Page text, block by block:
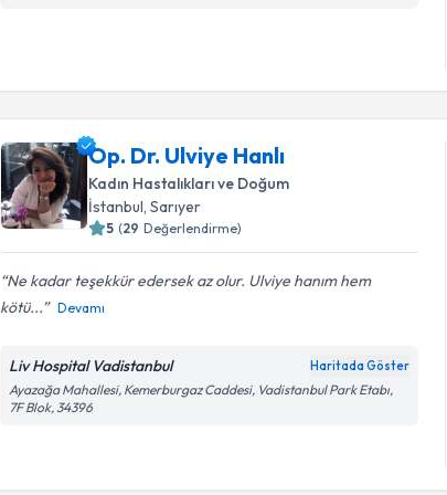
Op. Dr. Ulviye Hanlı
Kadın Hastalıkları ve Doğum
İstanbul , Sarıyer
5 (29 Değerlendirme)
Ne kadar teşekkür edersek az olur. Ulviye hanım hem
kötü...
Devamı
Liv Hospital Vadistanbul Haritada Göster
Ayazağa Mahallesi, Kemerburgaz Caddesi, Vadistanbul Park Etabı,
7F Blok, 34396